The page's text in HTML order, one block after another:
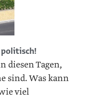
politisch!
diesen Tagen,
sind. Was kann
viel